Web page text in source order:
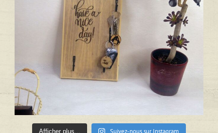
Afficher plus... Suivez-nous sur Instagram